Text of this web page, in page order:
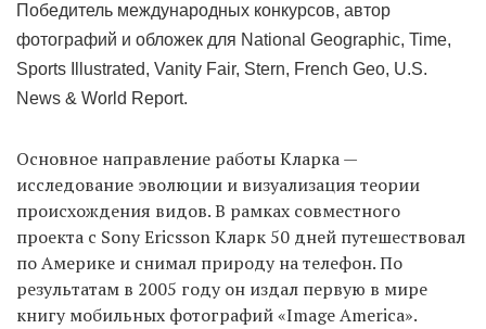
Победитель международных конкурсов, автор
фотографий и обложек для National Geographic, Time,
Sports Illustrated, Vanity Fair, Stern, French Geo, U.S.
News & World Report.
Основное направление работы Кларка —
исследование эволюции и визуализация теории
происхождения видов. В рамках совместного
проекта с Sony Ericsson Кларк 50 дней путешествовал
по Америке и снимал природу на телефон. По
результатам в 2005 году он издал первую в мире
книгу мобильных фотографий «Image America».